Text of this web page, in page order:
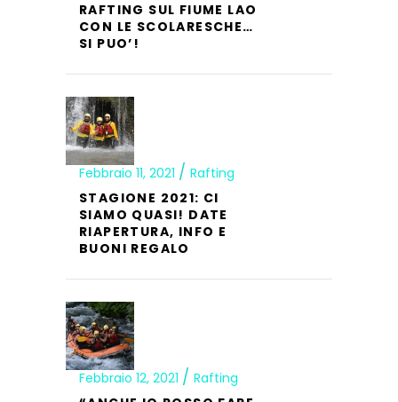
RAFTING SUL FIUME LAO
CON LE SCOLARESCHE…
SI PUO’!
Febbraio 11, 2021
Rafting
STAGIONE 2021: CI
SIAMO QUASI! DATE
RIAPERTURA, INFO E
BUONI REGALO
Febbraio 12, 2021
Rafting